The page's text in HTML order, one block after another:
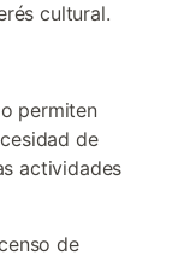
cultural.
permiten
de
actividades
de